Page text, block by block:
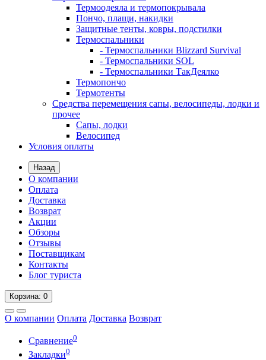
Термоодеяла и термопокрывала
Пончо, плащи, накидки
Защитные тенты, ковры, подстилки
Термоспальники
- Термоспальники Blizzard Survival
- Термоспальники SOL
- Термоспальники ТакДеялко
Термопончо
Термотенты
Средства перемещения сапы, велосипеды, лодки и
прочее
Сапы, лодки
Велосипед
Условия оплаты
Назад
О компании
Оплата
Доставка
Возврат
Акции
Обзоры
Отзывы
Поставщикам
Контакты
Блог туриста
Корзина: 0
О компании Оплата Доставка Возврат
Сравнение0
Закладки0